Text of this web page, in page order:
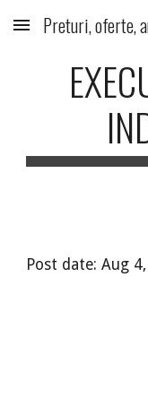
Skip to main content
Post date: Aug